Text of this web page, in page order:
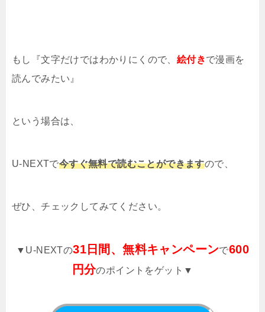
もし『文字だけではわかりにくので、 絵付きで漫画を
読んでみたい』
という場合は、
U-NEXTで今すぐ無料で読むことができますので、
ぜひ、チェックしてみてください。
▼U-NEXTの31日間、無料キャンペーンで600
円分のポイントをゲット▼